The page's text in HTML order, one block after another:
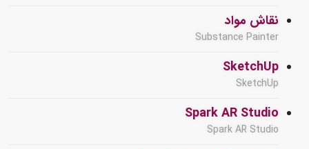
نقاش مواد
Substance Painter
SketchUp
SketchUp
Spark AR Studio
Spark AR Studio